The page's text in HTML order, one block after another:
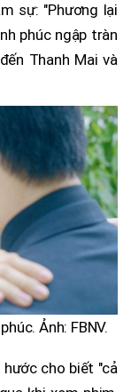
sự: "Phương lại
phúc ngập tràn
Thanh Mai và
Ảnh: FBNV.
hước cho biết "cả